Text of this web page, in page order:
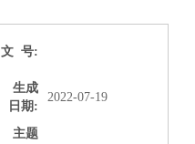
文 号:
生成
日期:
2022-07-19
主题